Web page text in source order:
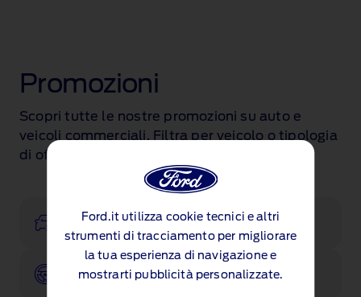
Ford.it utilizza cookie tecnici e altri
strumenti di tracciamento per migliorare
la tua esperienza di navigazione e
mostrarti pubblicità personalizzate.
Promozioni
Scopri tutte le nostre promozioni su auto e
veicoli commerciali. Filtra per veicolo o tipologia
di offerta.
Configura
Prenota un test drive